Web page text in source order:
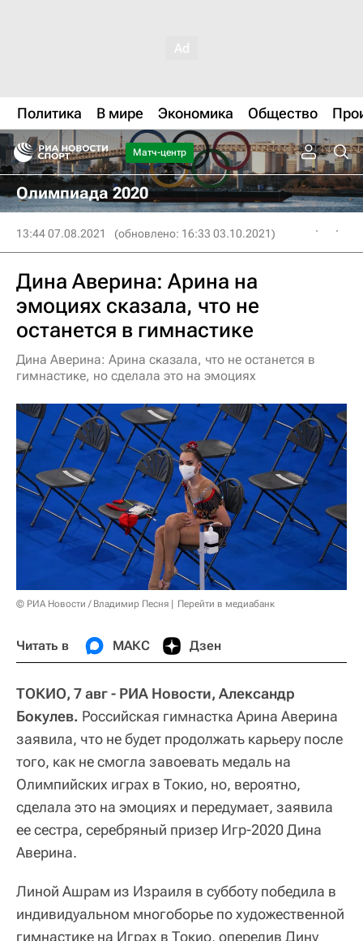
Политика В мире Экономика Общество
Матч-центр
Олимпиада 2020
13:44 07.08.2021 (обновлено: 16:33 03.10.2021)
Дина Аверина: Арина на
эмоциях сказала, что не
останется в гимнастике
Дина Аверина: Арина сказала, что не останется в
гимнастике, но сделала это на эмоциях
© РИА Новости / Владимир Песня Перейти в медиабанк
Читать в МАКС Дзен
ТОКИО, 7 авг - РИА Новости, Александр
Бокулев. Российская гимнастка Арина Аверина
заявила, что не будет продолжать карьеру после
того, как не смогла завоевать медаль на
Олимпийских играх в Токио, но, вероятно,
сделала это на эмоциях и передумает, заявила
ее сестра, серебряный призер Игр-2020 Дина
Аверина.
Линой Ашрам из Израиля в субботу победила в
индивидуальном многоборье по художественной
гимнастике на Играх в Токио, опередив Дину